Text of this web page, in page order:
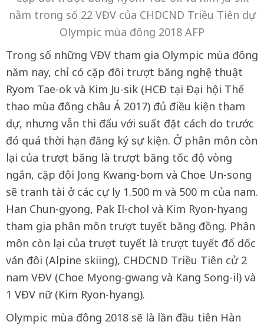
nằm trong số 22 VĐV của CHDCND Triều Tiên dự
Olympic mùa đông 2018 AFP
Trong số những VĐV tham gia Olympic mùa đông
năm nay, chỉ có cặp đôi trượt băng nghệ thuật
Ryom Tae-ok và Kim Ju-sik (HCĐ tại Đại hội Thể
thao mùa đông châu Á 2017) đủ điều kiện tham
dự, nhưng vẫn thi đấu với suất đặt cách do trước
đó quá thời hạn đăng ký sự kiện. Ở phân môn còn
lại của trượt băng là trượt băng tốc độ vòng
ngắn, cặp đôi Jong Kwang-bom và Choe Un-song
sẽ tranh tài ở các cự ly 1.500 m và 500 m của nam.
Han Chun-gyong, Pak Il-chol và Kim Ryon-hyang
tham gia phân môn trượt tuyết băng đồng. Phân
môn còn lại của trượt tuyết là trượt tuyết đổ dốc
ván đôi (Alpine skiing), CHDCND Triều Tiên cử 2
nam VĐV (Choe Myong-gwang và Kang Song-il) và
1 VĐV nữ (Kim Ryon-hyang).
Olympic mùa đông 2018 sẽ là lần đầu tiên Hàn